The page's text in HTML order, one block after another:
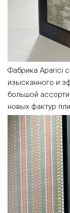
Фабрика Aparici
изысканного и
большой
новых фактур